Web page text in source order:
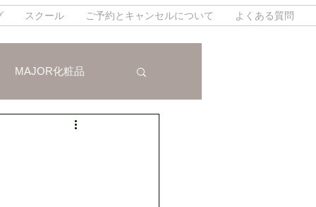
スクール ご予約とキャンセルについて よくある質問
MAJOR化粧品
インスタグラム